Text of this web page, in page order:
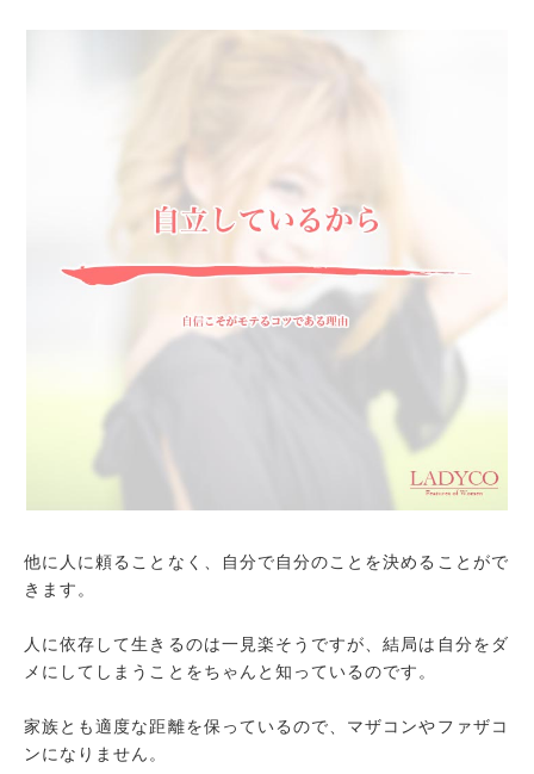
他に人に頼ることなく、自分で自分のことを決めることがで
きます。
人に依存して生きるのは一見楽そうですが、結局は自分をダ
メにしてしまうことをちゃんと知っているのです。
家族とも適度な距離を保っているので、マザコンやファザコ
ンになりません。